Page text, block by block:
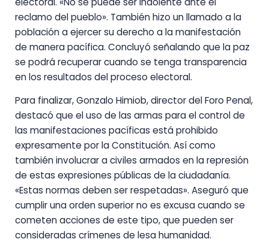
reclamo del pueblo». También hizo un llamado a la
población a ejercer su derecho a la manifestación
de manera pacífica. Concluyó señalando que la paz
se podrá recuperar cuando se tenga transparencia
en los resultados del proceso electoral.
Para finalizar, Gonzalo Himiob, director del Foro Penal,
destacó que el uso de las armas para el control de
las manifestaciones pacíficas está prohibido
expresamente por la Constitución. Así como
también involucrar a civiles armados en la represión
de estas expresiones públicas de la ciudadanía.
«Estas normas deben ser respetadas». Aseguró que
cumplir una orden superior no es excusa cuando se
cometen acciones de este tipo, que pueden ser
consideradas crímenes de lesa humanidad.